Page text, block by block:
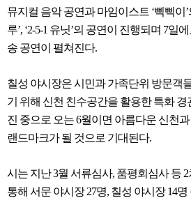
뮤지컬 음악 공연과 마임이스트 ‘삑삑이
루’, ‘2-5-1 유닛’의 공연이 진행되며 7일
송 공연이 펼쳐진다.
칠성 야시장은 시민과 가족단위 방문객
기 위해 신천 친수공간을 활용한 특화
진 중으로 오는 6월이면 아름다운 신천
랜드마크가 될 것으로 기대된다.
시는 지난 3월 서류심사, 품평회심사 등
통해 서문 야시장 27명, 칠성 야시장 14